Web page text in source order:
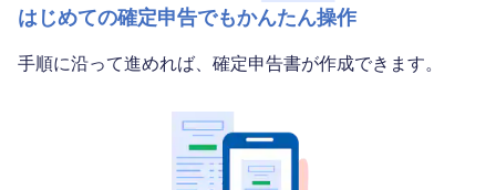
はじめての確定申告でもかんたん操作
手順に沿って進めれば、確定申告書が作成できます。